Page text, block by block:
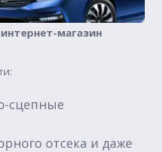
магазин
сцепные
отсека и даже